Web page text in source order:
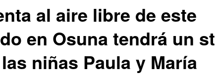
al aire libre de este
en Osuna tendrá un
niñas Paula y María